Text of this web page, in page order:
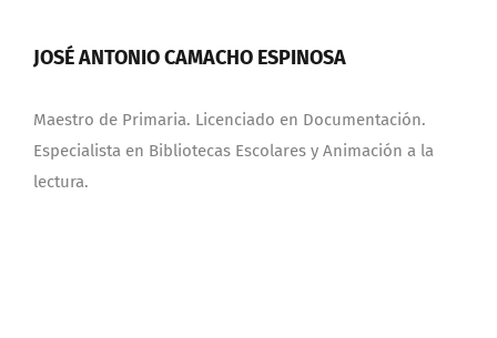
JOSÉ ANTONIO CAMACHO ESPINOSA
Maestro de Primaria. Licenciado en Documentación.
Especialista en Bibliotecas Escolares y Animación a la
lectura.